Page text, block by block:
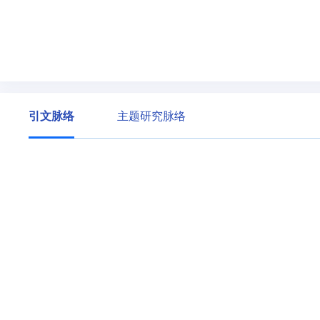
引文脉络 主题研究脉络